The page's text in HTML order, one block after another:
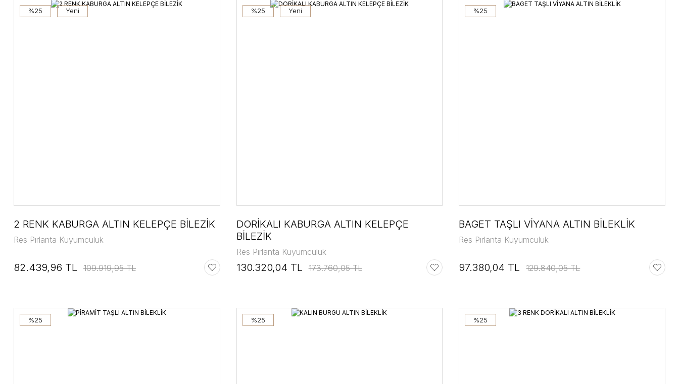
%25 Yeni
2 RENK KABURGA ALTIN KELEPÇE BİLEZİK
Res Pırlanta Kuyumculuk
82.439,96 TL 109.919,95 TL
%25 Yeni
DORİKALI KABURGA ALTIN KELEPÇE
BİLEZİK
Res Pırlanta Kuyumculuk
130.320,04 TL 173.760,05 TL
%25
BAGET TAŞLI VİYANA ALTIN BİLEKLİK
Res Pırlanta Kuyumculuk
97.380,04 TL 129.840,05 TL
%25 %25 %25